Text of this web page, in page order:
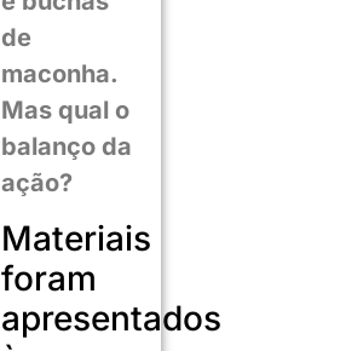
de
maconha.
Mas qual o
balanço da
ação?
Materiais
foram
apresentados